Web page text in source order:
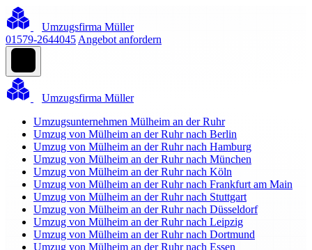
Umzugsfirma Müller
01579-2644045 Angebot anfordern
Umzugsfirma Müller
Umzugsunternehmen Mülheim an der Ruhr
Umzug von Mülheim an der Ruhr nach Berlin
Umzug von Mülheim an der Ruhr nach Hamburg
Umzug von Mülheim an der Ruhr nach München
Umzug von Mülheim an der Ruhr nach Köln
Umzug von Mülheim an der Ruhr nach Frankfurt am Main
Umzug von Mülheim an der Ruhr nach Stuttgart
Umzug von Mülheim an der Ruhr nach Düsseldorf
Umzug von Mülheim an der Ruhr nach Leipzig
Umzug von Mülheim an der Ruhr nach Dortmund
Umzug von Mülheim an der Ruhr nach Essen